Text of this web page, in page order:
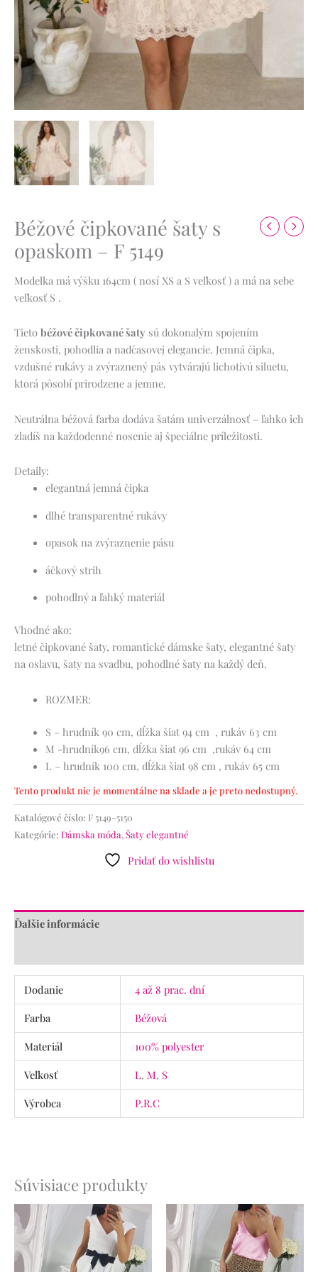
Béžové čipkované šaty s
opaskom – F 5149
Modelka má výšku 164cm ( nosí XS a S veľkosť ) a má na sebe
veľkosť S .
Tieto béžové čipkované šaty sú dokonalým spojením
ženskosti, pohodlia a nadčasovej elegancie. Jemná čipka,
vzdušné rukávy a zvýraznený pás vytvárajú lichotivú siluetu,
ktorá pôsobí prirodzene a jemne.
Neutrálna béžová farba dodáva šatám univerzálnosť – ľahko ich
zladíš na každodenné nosenie aj špeciálne príležitosti.
Detaily:
elegantná jemná čipka
dlhé transparentné rukávy
opasok na zvýraznenie pásu
áčkový strih
pohodlný a ľahký materiál
Vhodné ako:
letné čipkované šaty, romantické dámske šaty, elegantné šaty
na oslavu, šaty na svadbu, pohodlné šaty na každý deň.
ROZMER:
S – hrudník 90 cm, dĺžka šiat 94 cm , rukáv 63 cm
M -hrudník96 cm, dĺžka šiat 96 cm ,rukáv 64 cm
L – hrudník 100 cm, dĺžka šiat 98 cm , rukáv 65 cm
Tento produkt nie je momentálne na sklade a je preto nedostupný.
Katalógové číslo: F 5149-5150
Kategórie: Dámska móda,Šaty elegantné
Pridať do wishlistu
Ďalšie informácie
Dodanie
4 až 8 prac. dní
Farba
Béžová
Materiál
100% polyester
Veľkosť
L, M, S
Výrobca
P.R.C
Súvisiace produkty